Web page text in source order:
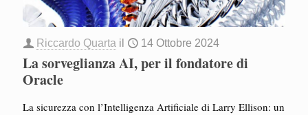
Riccardo Quarta il 14 Ottobre 2024
La sorveglianza AI, per il fondatore di
Oracle
La sicurezza con l’Intelligenza Artificiale di Larry Ellison: un